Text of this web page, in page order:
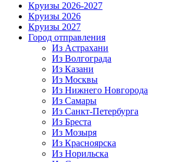
Круизы 2026-2027
Круизы 2026
Круизы 2027
Город отправления
Из Астрахани
Из Волгограда
Из Казани
Из Москвы
Из Нижнего Новгорода
Из Самары
Из Санкт-Петербурга
Из Бреста
Из Мозыря
Из Красноярска
Из Норильска